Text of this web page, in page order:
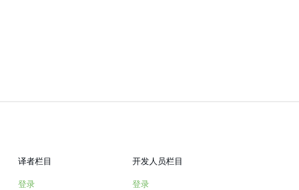
译者栏目
登录
开发人员栏目
登录